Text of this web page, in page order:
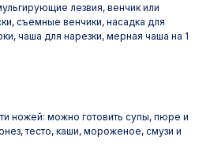
лезвия, венчик или
съемные венчики, насадка для
чаша для нарезки, мерная чаша на 1
ножей: можно готовить супы, пюре и
тесто, каши, мороженое, смузи и